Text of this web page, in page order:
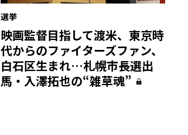
選挙
映画監督目指して渡米、東京時
代からのファイターズファン、
白石区生まれ…札幌市長選出
馬・入澤拓也の“雑草魂”